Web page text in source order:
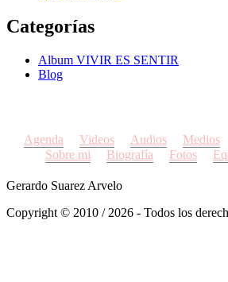
Categorías
Album VIVIR ES SENTIR
Blog
Agenda Videos Audios Medios
Sobre mi
Biografía Fotos
Gerardo Suarez Arvelo
Copyright © 2010 / 2026 - Todos los